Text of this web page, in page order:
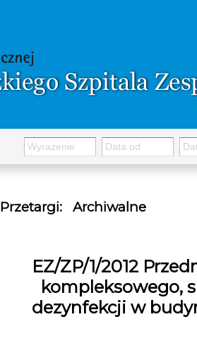
Przetargi:Archiwalne
EZ/ZP/1/2012
kompleksowego,
dezynfekcji w